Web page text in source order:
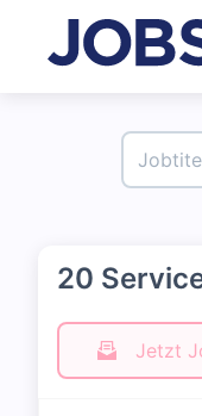
20
Jetzt